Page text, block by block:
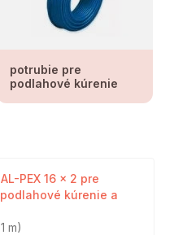
potrubie pre
podlahové kúrenie
PEX 16 x 2 pre
kúrenie a
m)